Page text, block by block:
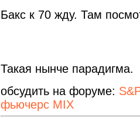
Бакс к 70 жду. Там
Такая нынче парадигма.
обсудить на форуме:
фьючерс MIX